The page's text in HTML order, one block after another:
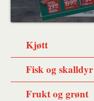
Kjøtt
Fisk og skalldyr
Frukt og grønt